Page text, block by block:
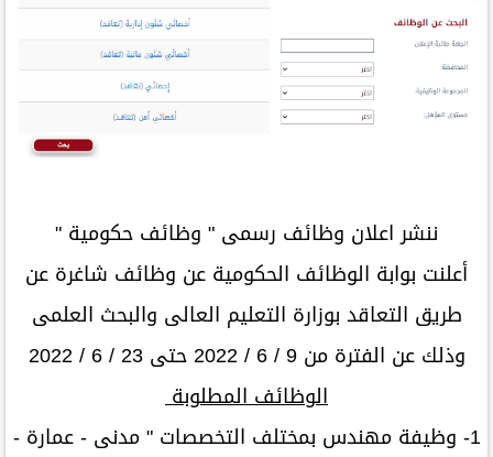
ننشر اعلان وظائف رسمى " وظائف حكومية "
أعلنت بوابة الوظائف الحكومية عن وظائف شاغرة عن
طريق التعاقد بوزارة التعليم العالى والبحث العلمى
وذلك عن الفترة من 9 / 6 / 2022 حتى 23 / 6 / 2022
الوظائف المطلوبة
1- وظيفة مهندس بمختلف التخصصات " مدنى - عمارة -